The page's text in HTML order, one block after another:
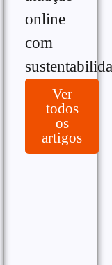
online
com
Ver
todos
os
artigos